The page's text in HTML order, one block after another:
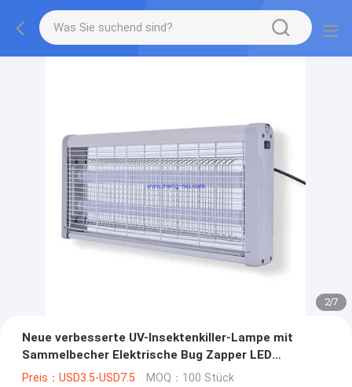
2/7
Neue verbesserte UV-Insektenkiller-Lampe mit
Sammelbecher Elektrische Bug Zapper LED
Schädlingsbekämpfungslampe
Preis：USD3.5-USD7.5 MOQ：100 Stück